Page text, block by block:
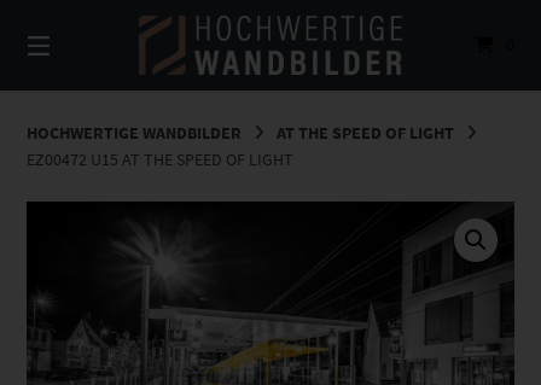
zum
Inhalt
HOCHWERTIGE WANDBILDER
AT THE SPEED OF LIGHT
EZ00472 U15 AT THE SPEED OF LIGHT